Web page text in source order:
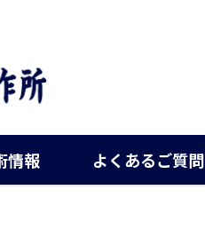
情報 よくあるご質問